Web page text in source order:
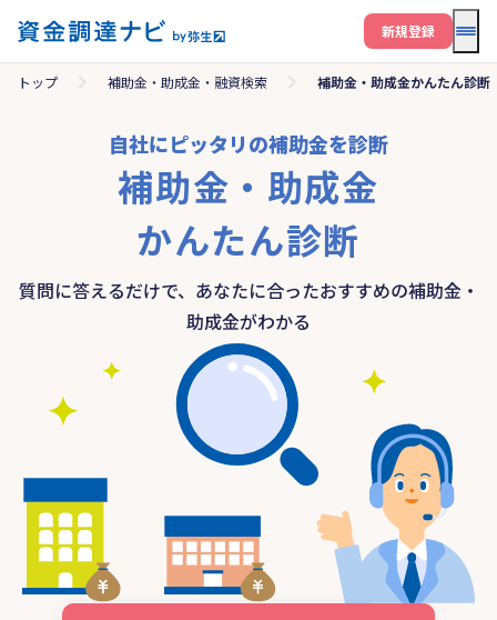
メ
新規登録
トップ 補助金・助成金・融資検索 補助金・助成金かんたん診断
自社にピッタリの補助金を診断
補助金・助成金
かんたん診断
質問に答えるだけで、あなたに合ったおすすめの補助金・
助成金がわかる